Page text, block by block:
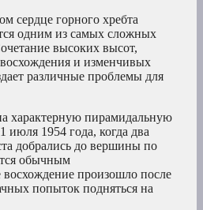
сердце горного хребта
одним из самых сложных
высоких высот,
и изменчивых
различные проблемы для
характерную пирамидальную
1954 года, когда два
добрались до вершины по
обычным
произошло после
попыток подняться на